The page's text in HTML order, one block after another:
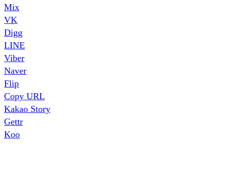
Mix
VK
Digg
LINE
Viber
Naver
Flip
Copy URL
Kakao Story
Gettr
Koo